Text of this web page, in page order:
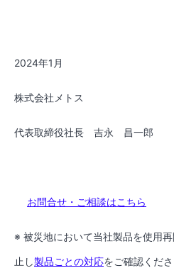
2024年1 月
株式会社メトス
代表取締役社長 吉永 昌一郎
お問合せ・ご相談はこちら
※ 被災地において当社製品を使用
止し製品ごとの対応をご確認くださ